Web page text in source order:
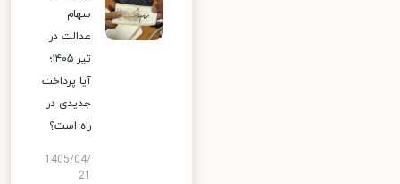
سهام
عدالت در
تیر ۱۴۰۵؛
آیا پرداخت
جدیدی در
راه است؟
1405/04/